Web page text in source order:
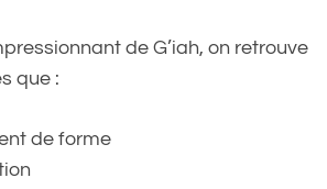
de G’iah, on retrouve
que :
de forme